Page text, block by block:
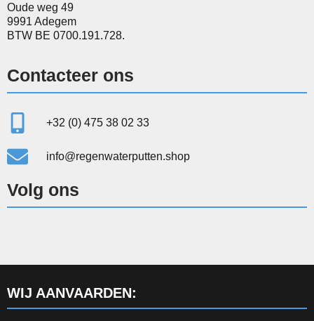
Oude weg 49
9991 Adegem
BTW BE 0700.191.728.
Contacteer ons
+32 (0) 475 38 02 33
info@regenwaterputten.shop
Volg ons
WIJ AANVAARDEN: